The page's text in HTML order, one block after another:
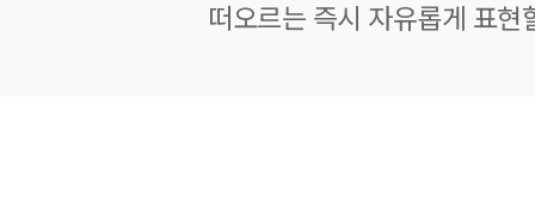
떠오르는 즉시 자유롭게 표현